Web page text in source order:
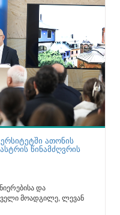
ათონის
წინამძღვრის
და
მოადგილე, ლევან